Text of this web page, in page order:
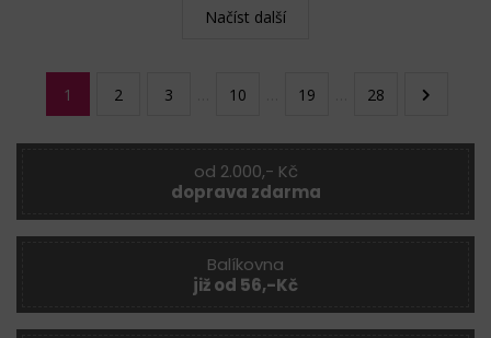
Načíst další
1 2 3 10 19 28
od 2.000,- Kč
doprava zdarma
Balíkovna
již od 56,-Kč